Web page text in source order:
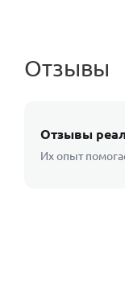
Отзывы
Отзывы
Их опыт